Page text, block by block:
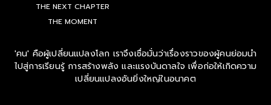
THE NEXT CHAPTER
THE MOMENT
'คน' คือผู้เปลี่ยนแปลงโลก เราจึงเชื่อมั่นว่าเรื่องราวของผู้คนย่อมนำ
ไปสู่การเรียนรู้ การสร้างพลัง และแรงบันดาลใจ เพื่อก่อให้เกิดความ
เปลี่ยนแปลงอันยิ่งใหญ่ในอนาคต